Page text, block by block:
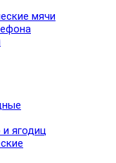
мячи
ягодиц